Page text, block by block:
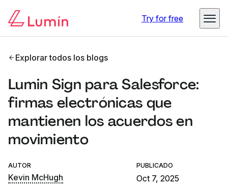
Try for free
Explorar todos los blogs
Lumin Sign para Salesforce:
firmas electrónicas que
mantienen los acuerdos en
movimiento
AUTOR
Kevin McHugh
PUBLICADO
Oct 7, 2025